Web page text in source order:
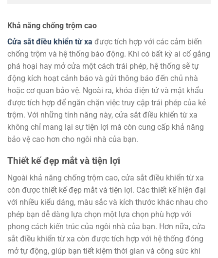
Khả năng chống trộm cao
Cửa sắt điều khiển từ xa được tích hợp với các cảm biến
chống trộm và hệ thống báo động. Khi có bất kỳ ai cố gắng
phá hoại hay mở cửa một cách trái phép, hệ thống sẽ tự
động kích hoạt cảnh báo và gửi thông báo đến chủ nhà
hoặc cơ quan bảo vệ. Ngoài ra, khóa điện tử và mật khẩu
được tích hợp để ngăn chặn việc truy cập trái phép của kẻ
trộm. Với những tính năng này, cửa sắt điều khiển từ xa
không chỉ mang lại sự tiện lợi mà còn cung cấp khả năng
bảo vệ cao hơn cho ngôi nhà của bạn.
Thiết kế đẹp mắt và tiện lợi
Ngoài khả năng chống trộm cao, cửa sắt điều khiển từ xa
còn được thiết kế đẹp mắt và tiện lợi. Các thiết kế hiện đại
với nhiều kiểu dáng, màu sắc và kích thước khác nhau cho
phép bạn dễ dàng lựa chọn một lựa chọn phù hợp với
phong cách kiến trúc của ngôi nhà của bạn. Hơn nữa, cửa
sắt điều khiển từ xa còn được tích hợp với hệ thống đóng
mở tự động, giúp bạn tiết kiệm thời gian và công sức khi